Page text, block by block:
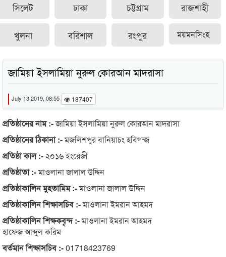
সিলেট ঢাকা চট্টগ্রাম রাজশাহী
খুলনা বরিশাল রংপুর ময়মনসিংহ
জামিয়া ইসলামিয়া নুরুল কোরআন মাদরাসা
July 13 2019, 08:55 187407
প্রতিষ্ঠানের নাম :-জামিয়া ইসলামিয়া নুরুল কোরআন মাদরাসা
প্রতিষ্ঠানের ঠিকানা :-মজলিশপুর বানিয়াচং হবিগন্জ
প্রতিষ্ঠা কাল :- ২০১৬ ইংরেজী
প্রতিষ্ঠাতা :-মাওলানা জালাল উদ্দিন
প্রতিষ্ঠাকালিন মুহতামিম :-মাওলানা জালাল উদ্দিন
প্রতিষ্ঠাকালিন শিক্ষাসচিব :-মাওলানা ইমরান আহমদ
প্রতিষ্ঠাকালিন শিক্ষকবৃন্দ :-মাওলানা ইমরান আহমদ
হাফেজ আব্দুল করিম
বর্তমান শিক্ষাসচিব :-01718423769